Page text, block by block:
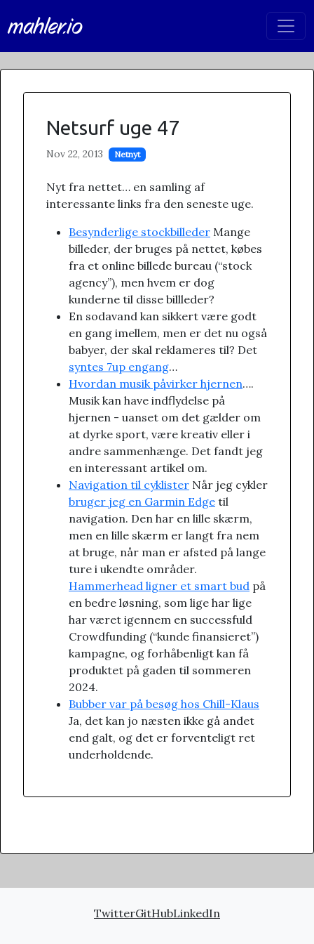
mahler.io
Netsurf uge 47
Nov 22, 2013 Netnyt
Nyt fra nettet… en samling af
interessante links fra den seneste uge.
Besynderlige stockbilleder Mange
billeder, der bruges på nettet, købes
fra et online billede bureau (“stock
agency”), men hvem er dog
kunderne til disse billleder?
En sodavand kan sikkert være godt
en gang imellem, men er det nu også
babyer, der skal reklameres til? Det
syntes 7up engang…
Hvordan musik påvirker hjernen….
Musik kan have indflydelse på
hjernen - uanset om det gælder om
at dyrke sport, være kreativ eller i
andre sammenhænge. Det fandt jeg
en interessant artikel om.
Navigation til cyklister Når jeg cykler
bruger jeg en Garmin Edge til
navigation. Den har en lille skærm,
men en lille skærm er langt fra nem
at bruge, når man er afsted på lange
ture i ukendte områder.
Hammerhead ligner et smart bud på
en bedre løsning, som lige har lige
har været igennem en successfuld
Crowdfunding (“kunde finansieret”)
kampagne, og forhåbenligt kan få
produktet på gaden til sommeren
2024.
Bubber var på besøg hos Chill-Klaus
Ja, det kan jo næsten ikke gå andet
end galt, og det er forventeligt ret
underholdende.
TwitterGitHubLinkedIn